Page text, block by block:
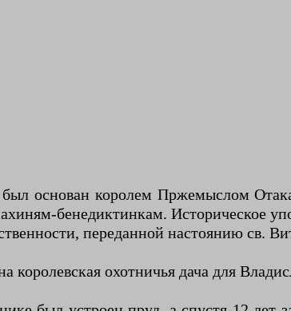
основан королем Пржемыслом
бенедиктинкам. Историческое
переданной настоянию св.
охотничья дача для